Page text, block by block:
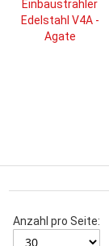
Anzahl pro Seite: